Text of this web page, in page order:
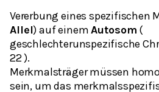
Vererbung eines spezifischen
Allel) auf einemAutosom (
geschlechterunspezifische
22 ).
Merkmalsträger müssen
sein, um das